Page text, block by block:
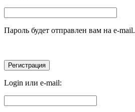
Пароль будет отправлен вам на e-mail.
Login или e-mail: